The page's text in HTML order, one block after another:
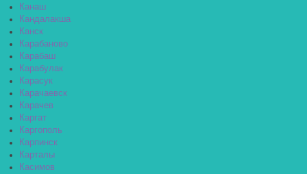
Канаш
Кандалакша
Канск
Карабаново
Карабаш
Карабулак
Карасук
Карачаевск
Карачев
Каргат
Каргополь
Карпинск
Карталы
Касимов